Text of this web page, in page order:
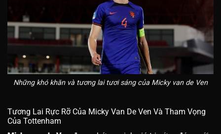
Những khó khăn và tương lai tươi sáng của Micky van de Ven
Tương Lai Rực Rỡ Của Micky Van De Ven Và Tham Vọng
Của Tottenham